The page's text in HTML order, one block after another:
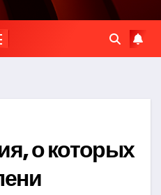
о которых